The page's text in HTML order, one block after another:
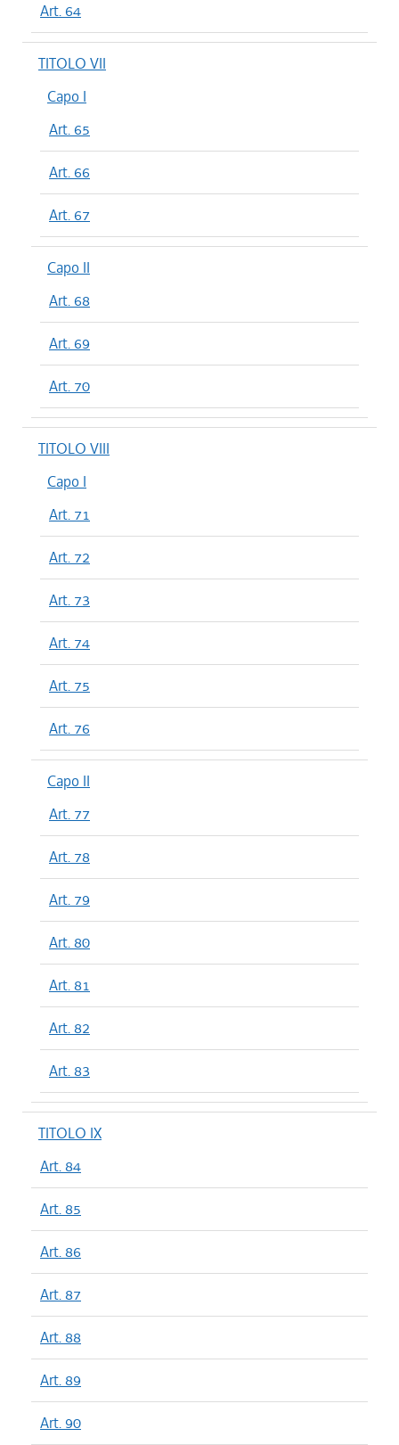
Art. 64
TITOLO VII
Capo I
Art. 65
Art. 66
Art. 67
Capo II
Art. 68
Art. 69
Art. 70
TITOLO VIII
Capo I
Art. 71
Art. 72
Art. 73
Art. 74
Art. 75
Art. 76
Capo II
Art. 77
Art. 78
Art. 79
Art. 80
Art. 81
Art. 82
Art. 83
TITOLO IX
Art. 84
Art. 85
Art. 86
Art. 87
Art. 88
Art. 89
Art. 90